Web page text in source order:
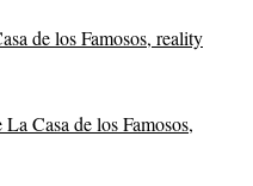
de los Famosos, reality
Casa de los Famosos,